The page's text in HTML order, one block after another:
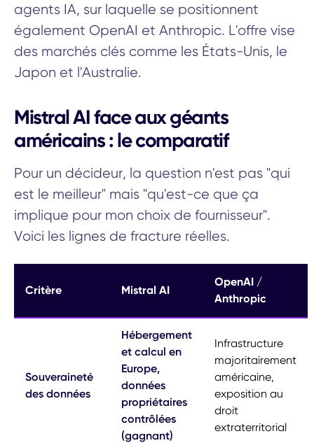
agents IA, sur laquelle se positionnent
également OpenAI et Anthropic. L'offre vise
des marchés clés comme les États-Unis, le
Japon et l'Australie.
Mistral AI face aux géants
américains : le comparatif
Pour un décideur, la question n'est pas "qui
est le meilleur" mais "qu'est-ce que ça
implique pour mon choix de fournisseur".
Voici les lignes de fracture réelles.
Critère Mistral AI
OpenAI /
Anthropic
Souveraineté
des données
Hébergement
et calcul en
Europe,
données
propriétaires
contrôlées
(gagnant)
Infrastructure
majoritairement
américaine,
exposition au
droit
extraterritorial